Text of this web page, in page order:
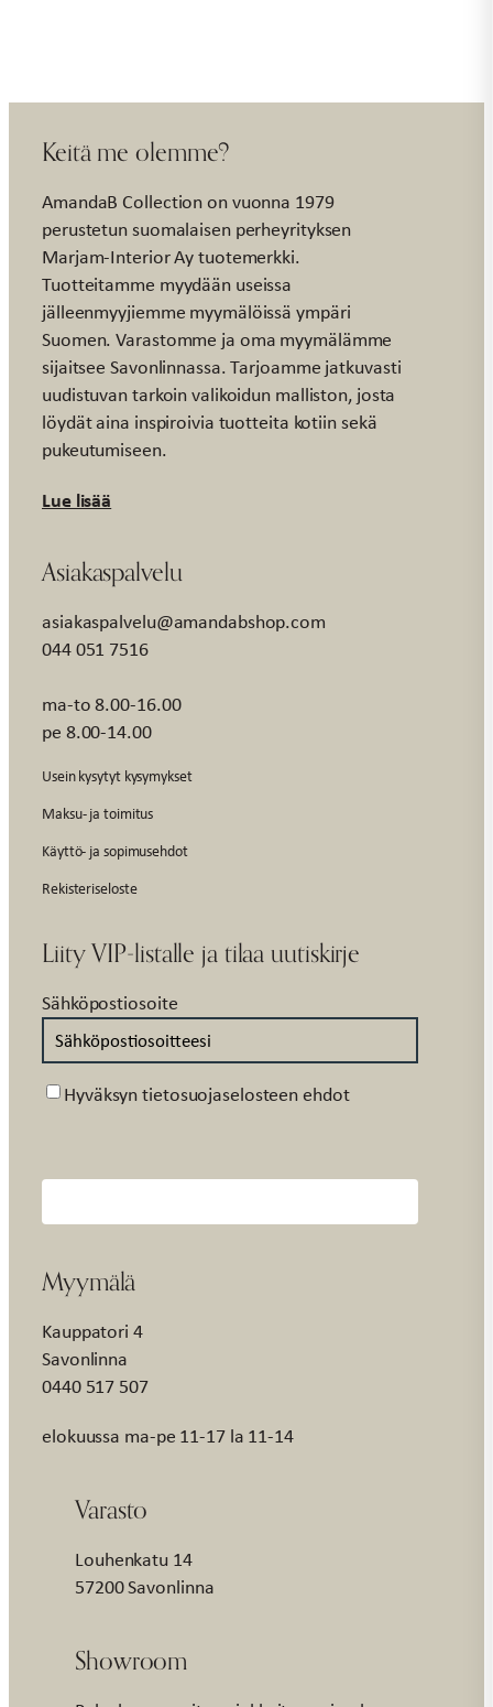
Keitä me olemme?
AmandaB Collection on vuonna 1979
perustetun suomalaisen perheyrityksen
Marjam-Interior Ay tuotemerkki.
Tuotteitamme myydään useissa
jälleenmyyjiemme myymälöissä ympäri
Suomen. Varastomme ja oma myymälämme
sijaitsee Savonlinnassa. Tarjoamme jatkuvasti
uudistuvan tarkoin valikoidun malliston, josta
löydät aina inspiroivia tuotteita kotiin sekä
pukeutumiseen.
Lue lisää
Asiakaspalvelu
asiakaspalvelu@amandabshop.com
044 051 7516
ma-to 8.00-16.00
pe 8.00-14.00
Usein kysytyt kysymykset
Maksu- ja toimitus
Käyttö- ja sopimusehdot
Rekisteriseloste
Liity VIP-listalle ja tilaa uutiskirje
Sähköpostiosoite
Suostumus
Hyväksyn tietosuojaselosteen ehdot
Myymälä
Kauppatori 4
Savonlinna
0440 517 507
elokuussa ma-pe 11-17 la 11-14
Varasto
Louhenkatu 14
57200 Savonlinna
Showroom